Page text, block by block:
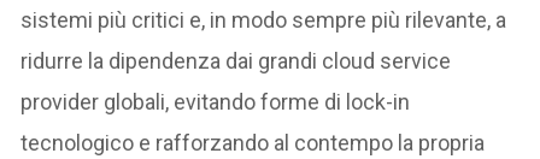
sistemi più critici e, in modo sempre più rilevante, a
ridurre la dipendenza dai grandi cloud service
provider globali, evitando forme di lock-in
tecnologico e rafforzando al contempo la propria